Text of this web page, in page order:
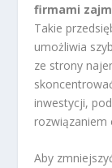
firmami
Takie
umożliwia
ze strony
inwestycji,
rozwiązaniem
Aby